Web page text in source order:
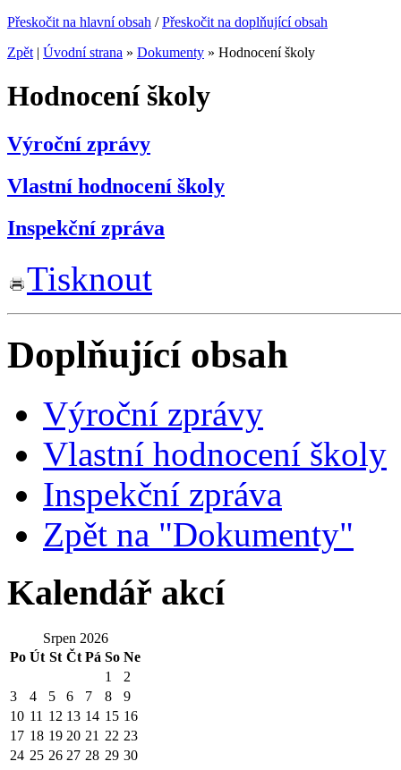
Přeskočit na hlavní obsah /Přeskočit na doplňující obsah
Zpět | Úvodní strana » Dokumenty » Hodnocení školy
Hodnocení školy
Výroční zprávy
Vlastní hodnocení školy
Inspekční zpráva
Tisknout
Doplňující obsah
Výroční zprávy
Vlastní hodnocení školy
Inspekční zpráva
Zpět na "Dokumenty"
Kalendář akcí
Srpen 2026
Po Út St Čt Pá So Ne
1
2
3
4 5 6 7 8
9
10 11 12 13 14 15 16
17 18 19 20 21 22 23
24 25 26 27 28 29 30